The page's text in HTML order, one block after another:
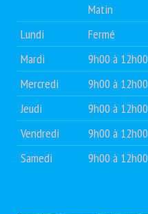
Matin
Lundi
Fermé
Mardi
9h00 à 12h00
Mercredi
9h00 à 12h00
Jeudi
9h00 à 12h00
Vendredi
9h00 à 12h00
Samedi
9h00 à 12h00